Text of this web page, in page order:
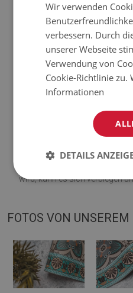
Vinyl verstärkt mit
Die Teppiche sind nicht
Visualisierung abweichen.
ausgelegt. Wenn es auf einer
wird, kann es sich verbiegen
FOTOS VON UNSEREM
Wir verwenden
verbessern. Durch
unserer Webseite
Verwendung von
Cookie-Richtlinie zu.
Informationen
DETAILS